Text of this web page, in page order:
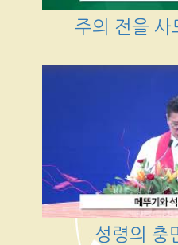
주의 전을 사
성령의 충